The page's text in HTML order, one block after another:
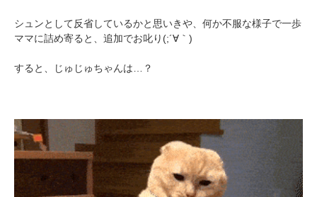
シュンとして反省しているかと思いきや、何か不服な様子で一歩
ママに詰め寄ると、追加でお叱り(;´∀｀)
すると、じゅじゅちゃんは…？